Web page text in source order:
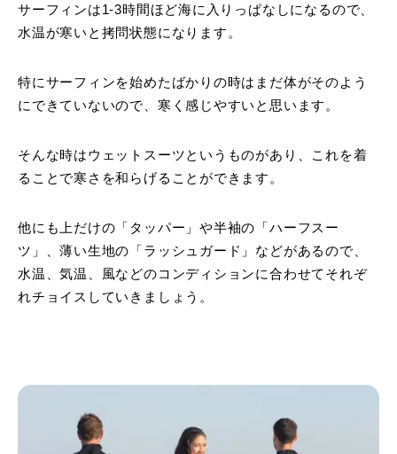
サーフィンは1-3時間ほど海に入りっぱなしになるので、
水温が寒いと拷問状態になります。
特にサーフィンを始めたばかりの時はまだ体がそのよう
にできていないので、寒く感じやすいと思います。
そんな時はウェットスーツというものがあり、これを着
ることで寒さを和らげることができます。
他にも上だけの「タッパー」や半袖の「ハーフスー
ツ」、薄い生地の「ラッシュガード」などがあるので、
水温、気温、風などのコンディションに合わせてそれぞ
れチョイスしていきましょう。